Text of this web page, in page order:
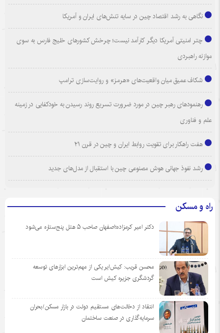
نگاهی به رشد اقتصاد چین در سایه تنش‌های ایران و آمریکا
چتر امنیتی آمریکا دیگر کارآمد نیست؛ چرخش کشورهای خلیج فارس به سوی
موازنه راهبردی
شکاف عمیق میان واقعیت‌های «هرمز» و روایت‌سازی ترامپ
رهنمودهای رهبر چین در مورد ضرورت تسریع روند رسیدن به خودکفایی در زمینه
علم و فناوری
هفت راهکار برای تقویت روابط ایران و چین در قرن ۲۱
رشد نفوذ جهانی هوش مصنوعی چین با استقبال از مدل‌های جدید
راه و مسکن
دکتر امیر کرمزاده؛اصفهان صاحب ۵ هتل پنج‌ستاره می‌شود
محسن قریب: کیش‌ایر یکی از مهم‌ترین ابزارهای توسعه
گردشگری جزیره کیش است
انتقاد از دخالت‌های مستقیم دولت در بازار مسکن/بحران
سرمایه‌گذاری در صنعت ساختمان